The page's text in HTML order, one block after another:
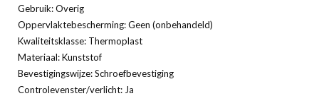
Gebruik: Overig
Oppervlaktebescherming: Geen (onbehandeld)
Kwaliteitsklasse: Thermoplast
Materiaal: Kunststof
Bevestigingswijze: Schroefbevestiging
Controlevenster/verlicht: Ja